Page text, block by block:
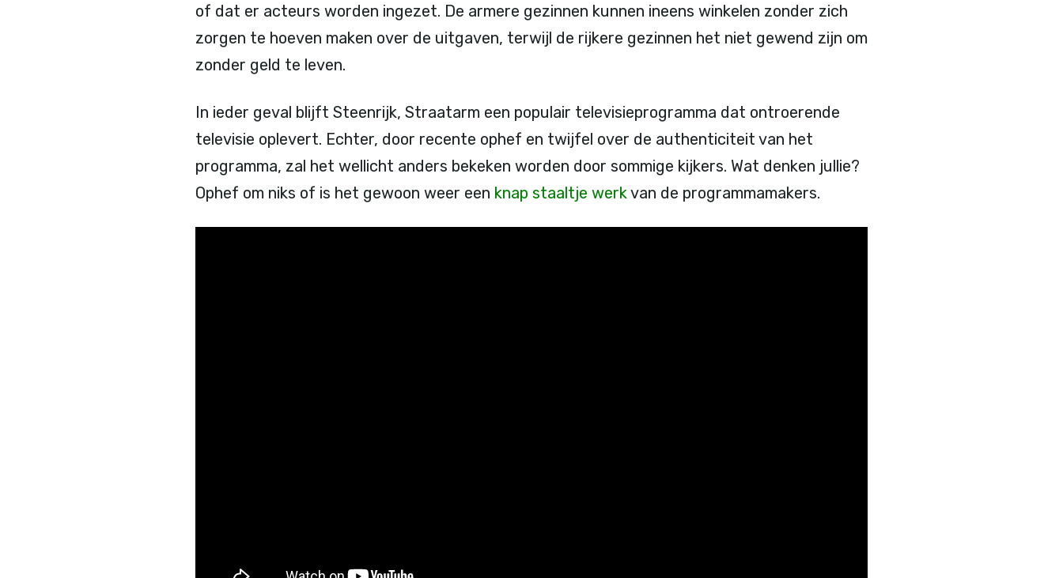
of dat er acteurs worden ingezet. De armere gezinnen kunnen ineens winkelen zonder zich
zorgen te hoeven maken over de uitgaven, terwijl de rijkere gezinnen het niet gewend zijn om
zonder geld te leven.
In ieder geval blijft Steenrijk, Straatarm een populair televisieprogramma dat ontroerende
televisie oplevert. Echter, door recente ophef en twijfel over de authenticiteit van het
programma, zal het wellicht anders bekeken worden door sommige kijkers. Wat denken jullie?
Ophef om niks of is het gewoon weer een knap staaltje werkvan de programmamakers.